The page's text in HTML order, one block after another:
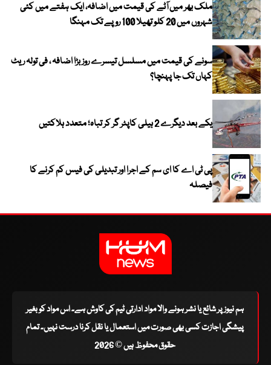
ملک بھر میں آٹے کی قیمت میں اضافہ، ایک ہفتے میں کئی
شہروں میں 20 کلو تھیلا 100 روپے تک مہنگا
سونے کی قیمت میں مسلسل تیسرے روز بڑا اضافہ ، فی تولہ ریٹ
کہاں تک جا پہنچا؟
یکے بعد دیگرے 2 ہیلی کاپٹر گر کر تباہ؛ متعدد ہلاکتیں
پی ٹی اے کا ای سم کے اجرا اور تبدیلی کی فیس کم کرنے کا
فیصلہ
ہم نیوز پر شائع یا نشر ہونے والا مواد ادارتی ٹیم کی کاوش ہے۔ اس مواد کو بغیر
پیشگی اجازت کسی بھی صورت میں استعمال یا نقل کرنا درست نہیں۔ تمام
حقوق محفوظ ہیں © 2026